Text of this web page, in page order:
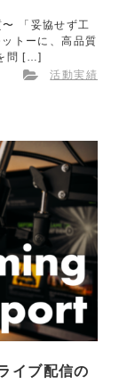
「妥協せず工
トーに、高品質
問 […]
活動実績
イブ配信の